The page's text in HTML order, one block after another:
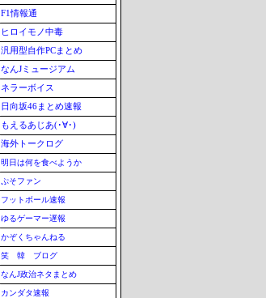
F1情報通
ヒロイモノ中毒
汎用型自作PCまとめ
なんJミュージアム
ネラーボイス
日向坂46まとめ速報
もえるあじあ(･∀･)
海外トークログ
明日は何を食べようか
ぷそファン
フットボール速報
ゆるゲーマー遅報
かぞくちゃんねる
笑 韓 ブログ
なんJ政治ネタまとめ
カンダタ速報